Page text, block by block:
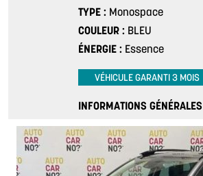
TYPE
Monospace
COULEUR
BLEU
ÉNERGIE
Essence
VÉHICULE GARANTI 3 MOIS
INFORMATIONS GÉNÉRALES